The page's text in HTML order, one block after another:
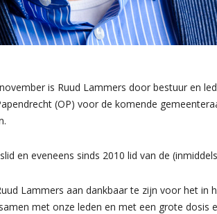
is Ruud Lammers door bestuur en
(OP) voor de komende
en eveneens sinds 2010 lid van de
Lammers aan dankbaar te zijn voor het in
met onze leden en met een grote dosis